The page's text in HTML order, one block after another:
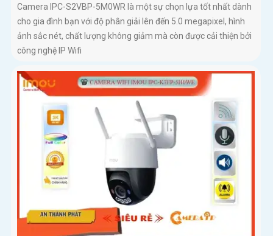
Camera IPC-S2VBP-5M0WR là một sự chọn lựa tốt nhất dành
cho gia đình bạn với độ phân giải lên đến 5.0 megapixel, hình
ảnh sắc nét, chất lượng không giảm mà còn được cải thiện bởi
công nghệ IP Wifi